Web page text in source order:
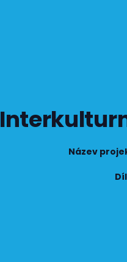
Název